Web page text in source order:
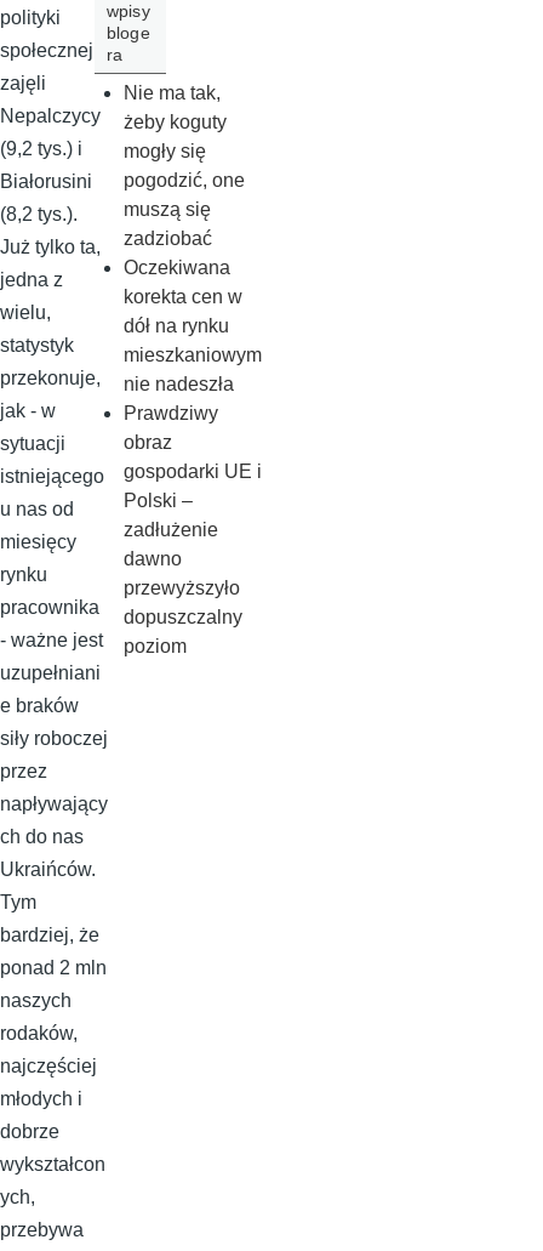
polityki
społecznej
zajęli
Nepalczycy
(9,2 tys.) i
Białorusini
(8,2 tys.).
Już tylko ta,
jedna z
wielu,
statystyk
przekonuje,
jak - w
sytuacji
istniejącego
u nas od
miesięcy
rynku
pracownika
- ważne jest
uzupełniani
e braków
siły roboczej
przez
napływający
ch do nas
Ukraińców.
Tym
bardziej, że
ponad 2 mln
naszych
rodaków,
najczęściej
młodych i
dobrze
wykształcon
ych,
przebywa
wpisy
bloge
ra
Nie ma tak,
żeby koguty
mogły się
pogodzić, one
muszą się
zadziobać
Oczekiwana
korekta cen w
dół na rynku
mieszkaniowym
nie nadeszła
Prawdziwy
obraz
gospodarki UE i
Polski –
zadłużenie
dawno
przewyższyło
dopuszczalny
poziom